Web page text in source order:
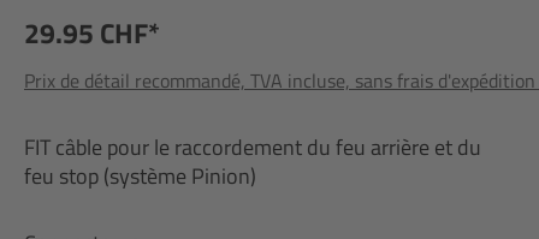
29.95 CHF*
Prix de détail recommandé, TVA incluse, sans frais
FIT câble pour le raccordement du feu arrière et du
feu stop (système Pinion)